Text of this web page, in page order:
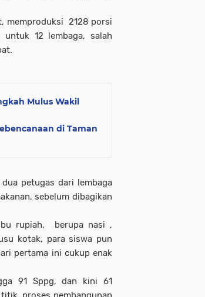
memproduksi 2128 porsi
12 lembaga, salah
Mulus Wakil
di Taman
petugas dari lembaga
sebelum dibagikan
rupiah,
berupa nasi ,
kotak, para siswa pun
pertama ini cukup enak
91 Sppg, dan kini 61